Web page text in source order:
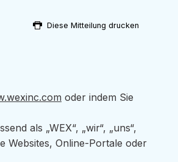
Diese Mitteilung drucken
oder indem Sie
als „WEX“, „wir“, „uns“,
Websites, Online-Portale oder